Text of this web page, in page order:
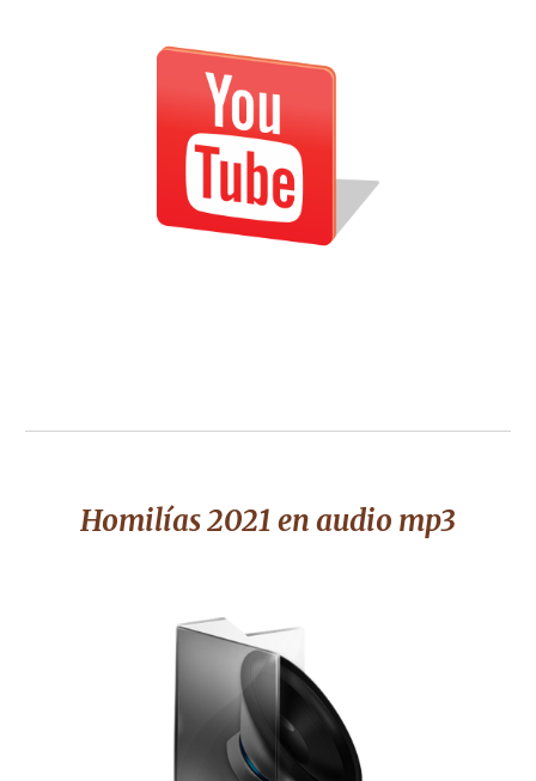
Homilías 2021 en audio mp3